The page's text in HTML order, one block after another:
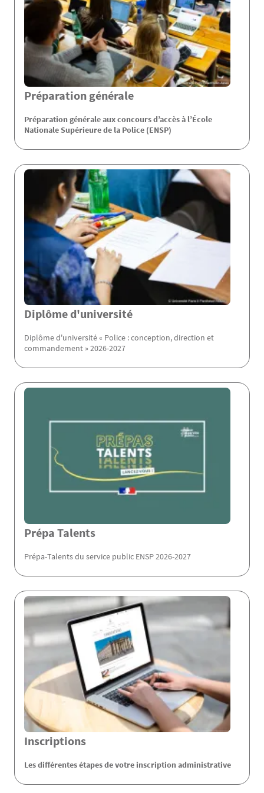
Préparation générale
Préparation générale aux concours d’accès à l’École
Nationale Supérieure de la Police (ENSP)
Diplôme d'université
Diplôme d'université « Police : conception, direction et
commandement » 2026-2027
Prépa Talents
Prépa-Talents du service public ENSP 2026-2027
Inscriptions
Les différentes étapes de votre inscription administrative